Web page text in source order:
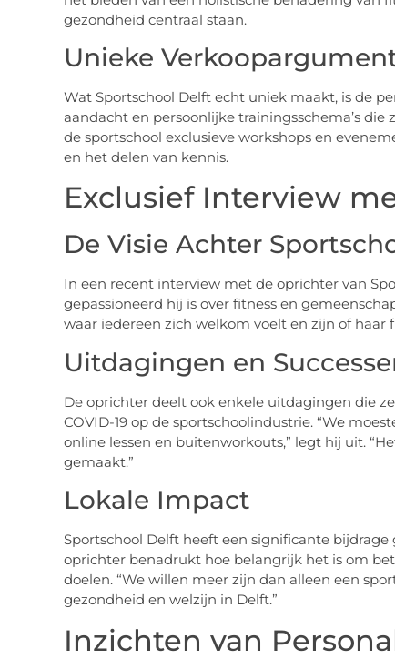
gezondheid centraal staan.
Unieke
Wat Sportschool Delft echt uniek maakt, is de
aandacht en persoonlijke trainingsschema’s
de sportschool exclusieve workshops en
en het delen van kennis.
Exclusief Interview
De Visie Achter
In een recent interview met de oprichter van
gepassioneerd hij is over fitness en
waar iedereen zich welkom voelt en zijn of haar
Uitdagingen en
De oprichter deelt ook enkele uitdagingen die
COVID-19 op de sportschoolindustrie. “We
online lessen en buitenworkouts,” legt hij uit.
gemaakt.”
Lokale Impact
Sportschool Delft heeft een significante
oprichter benadrukt hoe belangrijk het is om
doelen. “We willen meer zijn dan alleen een
gezondheid en welzijn in Delft.”
Inzichten van